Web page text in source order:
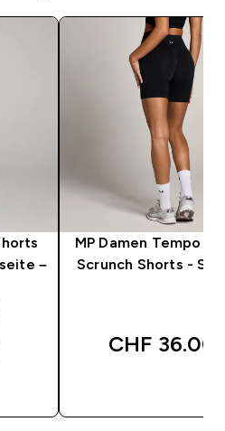
–
MP Damen Tempo
Scrunch Shorts -
CHF 36.00‎